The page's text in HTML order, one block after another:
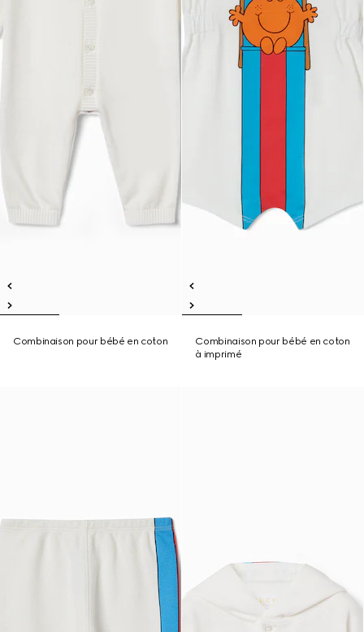
Combinaison pour bébé en coton
Combinaison pour bébé en coton
à imprimé